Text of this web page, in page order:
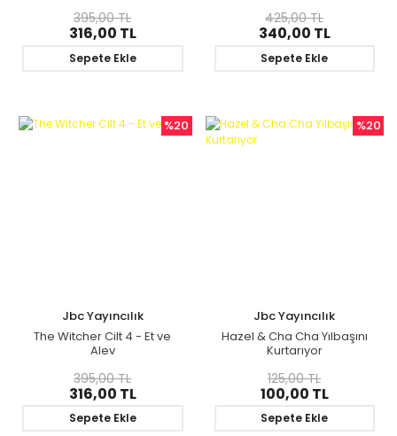
316,00 TL
395,00 TL
Sepete Ekle
340,00 TL
425,00 TL
Sepete Ekle
%20
Jbc Yayıncılık
The Witcher Cilt 4 - Et ve
Alev
316,00 TL
395,00 TL
Sepete Ekle
%20
Jbc Yayıncılık
Hazel & Cha Cha Yılbaşını
Kurtarıyor
100,00 TL
125,00 TL
Sepete Ekle